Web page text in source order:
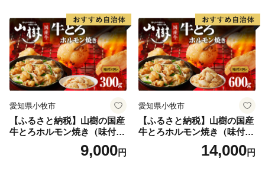
寄附者の都合により返礼品がお届けできない場合、返礼
品の再送は致しません。
また、香美町民の方が香美町にふるさと納税を行われた
場合は、返礼品をお送りすることはできかねます。
予めご了承ください。
【重要】ヤマト運輸の荷物転送有料化のお知らせ
ヤマト運輸の規定変更により、2023年6月1日（木）以
降、お荷物の送り状に記載されたご住所以外にお届け先
愛知県小牧市
【ふるさと納税】山樹の国産
牛とろホルモン焼き（味付/
9,000円
愛知県小牧市
【ふるさと納税】山樹の国産
牛とろホルモン焼き（味付/
タレ） 600g ホルモン 肉
牛肉 山樹 国産牛 とろホルモ
14,000円